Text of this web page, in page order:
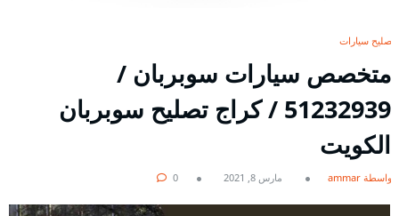
تصليح سيارات
متخصص سيارات سوبربان /
51232939‬ / كراج تصليح سوبربان
الكويت
بواسطة ammar مارس 8, 2021 0